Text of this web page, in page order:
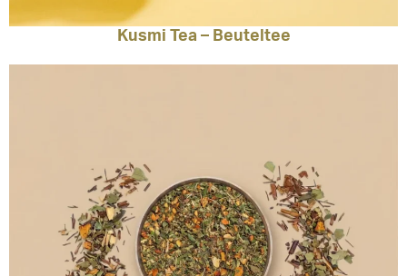
Kusmi Tea – Beuteltee